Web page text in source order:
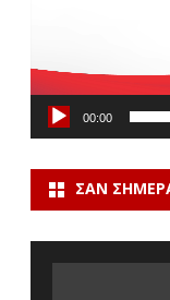
00:00
ΣΑΝ